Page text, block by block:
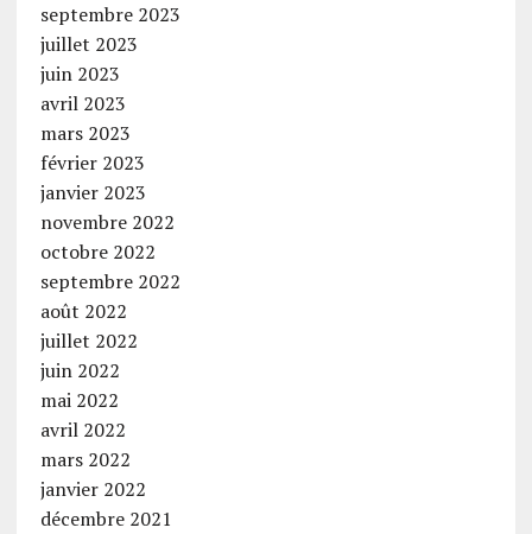
septembre 2023
juillet 2023
juin 2023
avril 2023
mars 2023
février 2023
janvier 2023
novembre 2022
octobre 2022
septembre 2022
août 2022
juillet 2022
juin 2022
mai 2022
avril 2022
mars 2022
janvier 2022
décembre 2021